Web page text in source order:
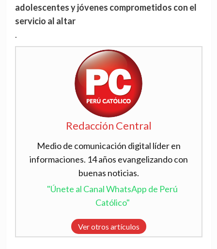
adolescentes y jóvenes comprometidos con el
servicio al altar
.
Redacción Central
Medio de comunicación digital líder en
informaciones. 14 años evangelizando con
buenas noticias.
"Únete al Canal WhatsApp de Perú
Católico"
Ver otros artículos